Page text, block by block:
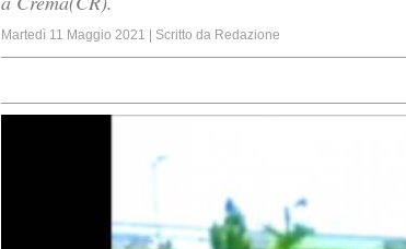
Martedì 11 Maggio 2021 | Scritto da Redazione